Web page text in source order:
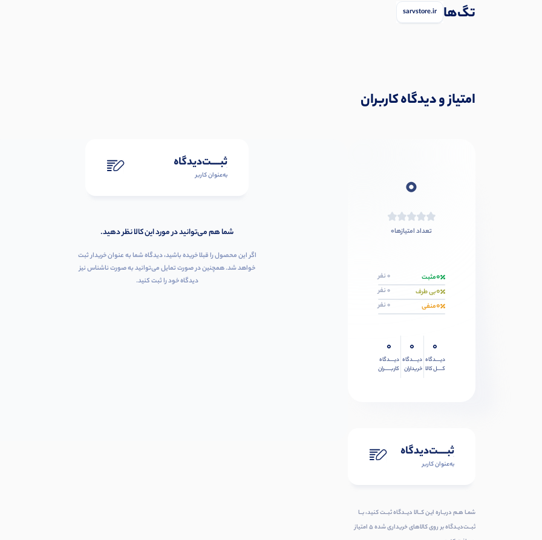
تگ‌ها sarvstore.ir
امتیاز و دیدگاه کاربران
0
تعداد امتیازها0
0مثبت 0 نفر
0بی طرف 0 نفر
0منفی 0 نفر
0
دیــــدگاه
کــــل کالا
0
دیــــدگاه
خریداران
0
دیــــدگاه
کاربـــــران
ثبـــــت‌دیدگاه
به‌عنوان کاربر
شمـا هـم دربـاره ایـن کــالا دیــدگاه ثبــت کنید، بــا
ثبــت‌دیـدگاه بر روی کالاهای خریداری شده ۵ امتیاز
ثبـــــت‌دیدگاه
به‌عنوان کاربر
شما هم می‌توانید در مورد این کالا نظر دهید.
اگر این محصول را قبلا خریده باشید، دیدگاه شما به عنوان خریدار ثبت
خواهد شد. همچنین در صورت تمایل می‌توانید به صورت ناشناس نیز
دیدگاه خود را ثبت کنید.